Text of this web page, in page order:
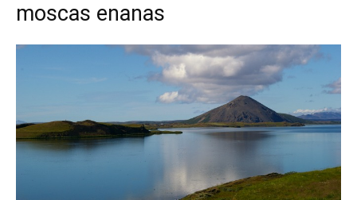
moscas enanas